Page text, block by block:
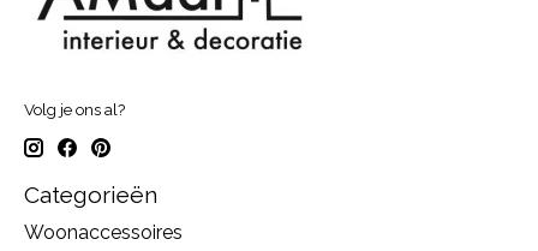
Volg je ons al?
Categorieën
Woonaccessoires